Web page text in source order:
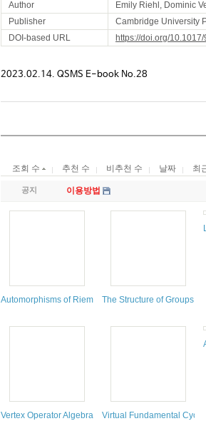
Author
Emily Riehl, Dominic
Publisher
Cambridge University
DOI-based URL
https://doi.org/
2023.02.14. QSMS E-book No.28
조회 수 추천 수 비추천 수 날짜 최
공지 이용방법
Automorphisms of Riemann Surfaces, Subgroups
The Structure of Groups
Vertex Operator Algebras, Number Theory and
Virtual Fundamental